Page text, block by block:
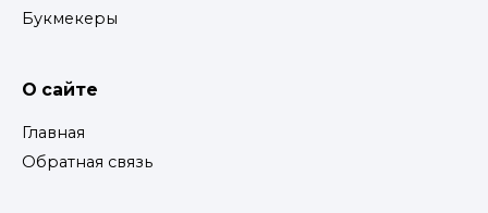
Букмекеры
О сайте
Главная
Обратная связь